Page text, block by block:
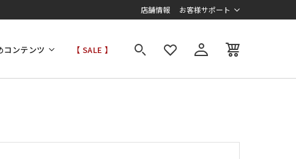
店舗情報 お客様サポート
コンテンツ 【 SALE 】